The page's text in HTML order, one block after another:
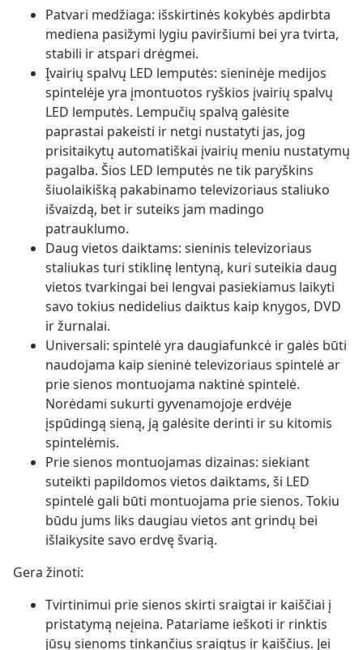
Patvari medžiaga: išskirtinės kokybės apdirbta
mediena pasižymi lygiu paviršiumi bei yra tvirta,
stabili ir atspari drėgmei.
Įvairių spalvų LED lemputės: sieninėje medijos
spintelėje yra įmontuotos ryškios įvairių spalvų
LED lemputės. Lempučių spalvą galėsite
paprastai pakeisti ir netgi nustatyti jas, jog
prisitaikytų automatiškai įvairių meniu nustatymų
pagalba. Šios LED lemputės ne tik paryškins
šiuolaikišką pakabinamo televizoriaus staliuko
išvaizdą, bet ir suteiks jam madingo
patrauklumo.
Daug vietos daiktams: sieninis televizoriaus
staliukas turi stiklinę lentyną, kuri suteikia daug
vietos tvarkingai bei lengvai pasiekiamus laikyti
savo tokius nedidelius daiktus kaip knygos, DVD
ir žurnalai.
Universali: spintelė yra daugiafunkcė ir galės būti
naudojama kaip sieninė televizoriaus spintelė ar
prie sienos montuojama naktinė spintelė.
Norėdami sukurti gyvenamojoje erdvėje
įspūdingą sieną, ją galėsite derinti ir su kitomis
spintelėmis.
Prie sienos montuojamas dizainas: siekiant
suteikti papildomos vietos daiktams, ši LED
spintelė gali būti montuojama prie sienos. Tokiu
būdu jums liks daugiau vietos ant grindų bei
išlaikysite savo erdvę švarią.
Gera žinoti:
Tvirtinimui prie sienos skirti sraigtai ir kaiščiai į
pristatymą neįeina. Patariame ieškoti ir rinktis
jūsų sienoms tinkančius sraigtus ir kaiščius. Jei